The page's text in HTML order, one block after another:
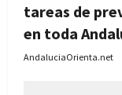
tareas de
en toda
AndaluciaOrienta.net